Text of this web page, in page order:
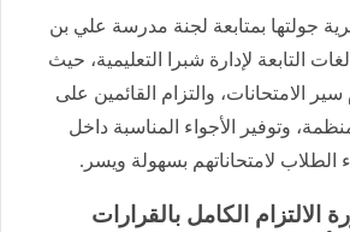
جولتها بمتابعة لجنة مدرسة علي بن
التابعة لإدارة شبرا التعليمية، حيث
الامتحانات، والتزام القائمين على
وتوفير الأجواء المناسبة داخل
الطلاب لامتحاناتهم بسهولة ويسر.
الالتزام الكامل بالقرارات